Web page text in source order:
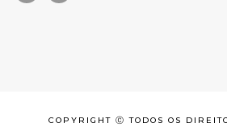
COPYRIGHT Ⓒ TODOS OS